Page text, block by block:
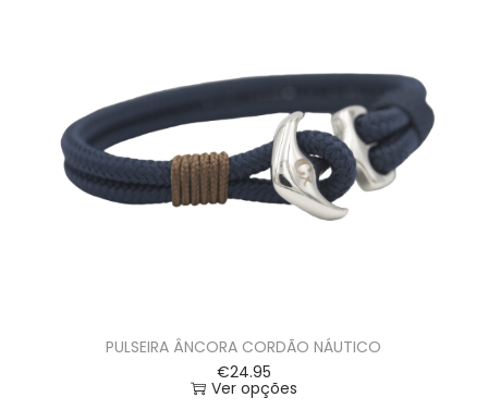
PULSEIRA ÂNCORA CORDÃO NÁUTICO
€24.95
Ver opções